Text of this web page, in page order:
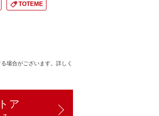
TOTEME
場合がございます。詳しく
ア